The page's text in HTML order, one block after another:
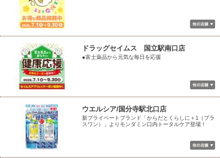
ドラッグセイムス 国立駅南口店
●富士薬品から元気な毎日を応援
ウエルシア/国分寺駅北口店
新プライベートブランド「からだとくらしに＋1（プラ
スワン）」よりモンダミン口内トータルケア登場！